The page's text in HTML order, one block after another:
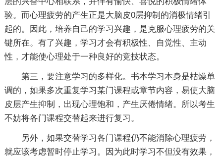
验。而心理疲劳的产生正是大脑皮0层抑制的消极情绪引
起的。因此，培养自己的学习兴趣，是克服心理疲劳的关
键所在。有了兴趣，学习才会有积极性、自觉性、主动
性，才能使心理处于一种良好的竞技状态。
第三，要注意学习的多样化。书本学习本身是枯燥单
调的，如果多次重复学习某门课程或章节内容，易使大脑
皮层产生抑制，出现心理饱和，产生厌倦情绪。所以考生
不妨将各门课程交替起来进行复习。
另外，如果交替学习各门课程仍不能消除心理疲劳，
就应该考虑暂时停止学习。因为此时学习不但没有效果，